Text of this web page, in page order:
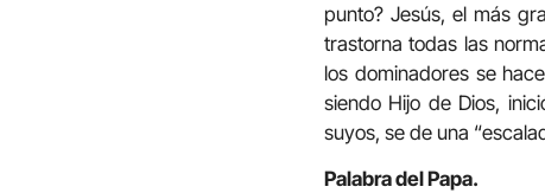
punto? Jesús, el más
trastorna todas las
los dominadores se
siendo Hijo de Dios,
suyos, se de una
Palabra del Papa.